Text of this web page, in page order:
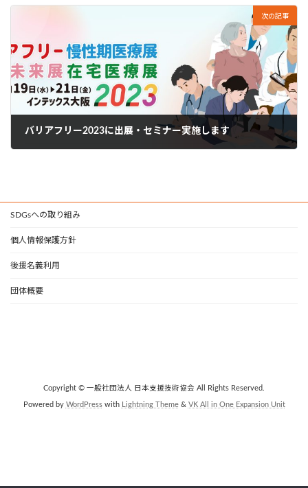
次の記事
バリアフリー2023に出展・セミナー実施します
SDGsへの取り組み
個人情報保護方針
後援名義利用
団体概要
Copyright © 一般社団法人 日本支援技術協会 All Rights Reserved.
Powered by WordPresswith Lightning Theme& VK All in One Expansion Unit